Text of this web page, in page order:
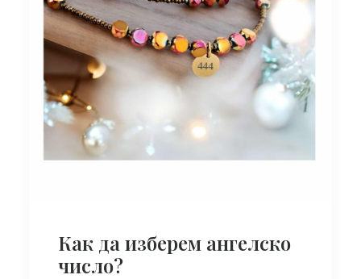
Как да изберем ангелско
число?